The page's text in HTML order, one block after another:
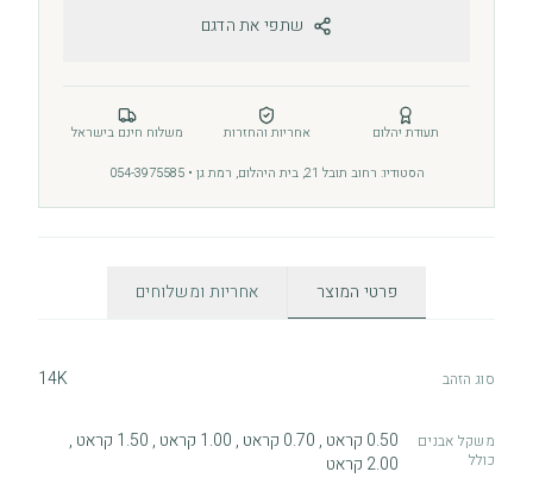
שתפי את הדגם
תעודת יהלום אחריות והחזרות
משלוח חינם בישראל
הסטודיו: רחוב תובל 21, בית היהלום, רמת גן • 054-3975585
פרטי המוצר אחריות ומשלוחים
סוג הזהב 14K
משקל אבנים
כולל
0.50 קראט , 0.70 קראט , 1.00 קראט , 1.50 קראט ,
2.00 קראט